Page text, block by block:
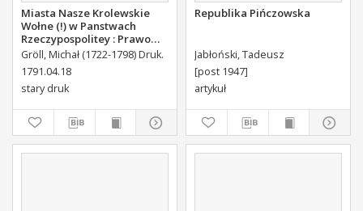
Miasta Nasze Krolewskie
Wołne (!) w Panstwach
Rzeczypospolitey : Prawo
uchwalone Dnia 18.
kwietnia 1791.
Gröll, Michał (1722-1798) Druk.
1791.04.18
stary druk
Republika Pińczowska
Jabłoński, Tadeusz
[post 1947]
artykuł